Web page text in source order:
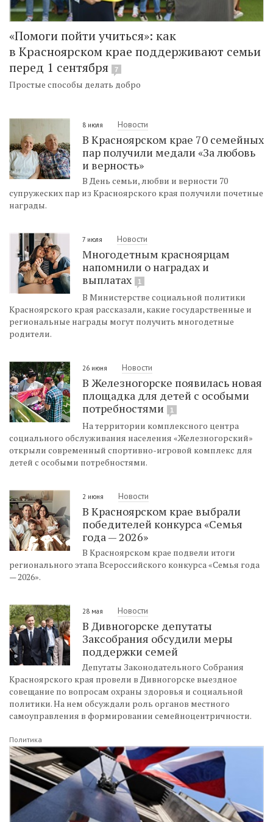
«Помоги пойти учиться»: как
в Красноярском крае поддерживают семьи
перед 1 сентября
7
Простые способы делать добро
8 июля Новости
В Красноярском крае 70 семейных
пар получили медали «За любовь
и верность»
В День семьи, любви и верности 70
супружеских пар из Красноярского края получили почетные
награды.
7 июля Новости
Многодетным красноярцам
напомнили о наградах и
выплатах
1
В Министерстве социальной политики
Красноярского края рассказали, какие государственные и
региональные награды могут получить многодетные
родители.
26 июня Новости
В Железногорске появилась новая
площадка для детей с особыми
потребностями
1
На территории комплексного центра
социального обслуживания населения «Железногорский»
открыли современный спортивно-игровой комплекс для
детей с особыми потребностями.
2 июня Новости
В Красноярском крае выбрали
победителей конкурса «Семья
года — 2026»
В Красноярском крае подвели итоги
регионального этапа Всероссийского конкурса «Семья года
— 2026».
28 мая Новости
В Дивногорске депутаты
Заксобрания обсудили меры
поддержки семей
Депутаты Законодательного Собрания
Красноярского края провели в Дивногорске выездное
совещание по вопросам охраны здоровья и социальной
политики. На нем обсуждали роль органов местного
самоуправления в формировании семейноцентричности.
Политика